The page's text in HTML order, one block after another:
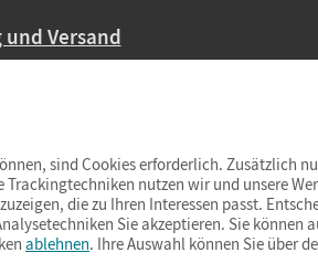
und Versand
Bestellwert liefern wir
in 3–6 Tagen).
sind Cookies erforderlich. Zusätzlich
nutzen wir und unsere
die zu Ihren Interessen passt.
Sie akzeptieren. Sie können
ablehnen. Ihre Auswahl können Sie über